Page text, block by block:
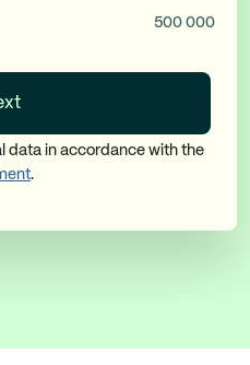
500 000
data in accordance with the
.